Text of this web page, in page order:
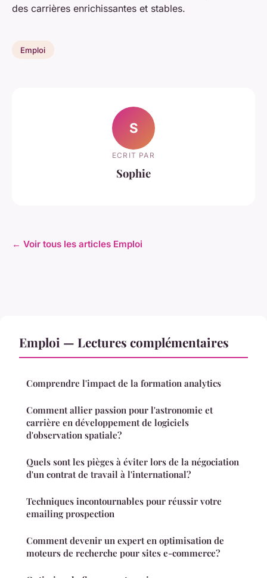
des carrières enrichissantes et stables.
Emploi
S
ECRIT PAR
Sophie
← Voir tous les articles Emploi
Emploi — Lectures complémentaires
Comprendre l'impact de la formation analytics
Comment allier passion pour l'astronomie et
carrière en développement de logiciels
d'observation spatiale?
Quels sont les pièges à éviter lors de la négociation
d'un contrat de travail à l'international?
Techniques incontournables pour réussir votre
emailing prospection
Comment devenir un expert en optimisation de
moteurs de recherche pour sites e-commerce?